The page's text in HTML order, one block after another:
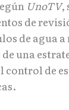
UnoTV,
de
de agua
una
control de